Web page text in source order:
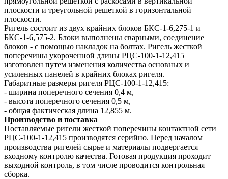
плоскости и треугольной решеткой в горизонтальной
плоскости.
Ригель состоит из двух крайних блоков БКС-1-6,275-1 и
БКС-1-6,575-2. Блоки выполнены сварными, соединение
блоков - с помощью накладок на болтах. Ригель жесткой
поперечины укороченной длины РЦС-100-1-12,415
изготовлен путем изменения количества основных и
усиленных панелей в крайних блоках ригеля.
Габаритные размеры ригеля РЦС-100-1-12,415:
- ширина поперечного сечения 0,4 м,
- высота поперечного сечения 0,5 м,
- общая фактическая длина 12,855 м.
Производство и поставка
Поставляемые ригели жесткой поперечины контактной сети
РЦС-100-1-12,415 производятся серийно. Перед началом
производства ригелей сырье и материалы подвергается
входному контролю качества. Готовая продукция проходит
выходной контроль, в том числе проводится контрольная
сборка.